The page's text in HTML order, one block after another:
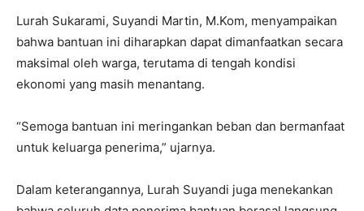
Lurah Sukarami, Suyandi Martin, M.Kom, menyampaikan
bahwa bantuan ini diharapkan dapat dimanfaatkan secara
maksimal oleh warga, terutama di tengah kondisi
ekonomi yang masih menantang.
“Semoga bantuan ini meringankan beban dan bermanfaat
untuk keluarga penerima,” ujarnya.
Dalam keterangannya, Lurah Suyandi juga menekankan